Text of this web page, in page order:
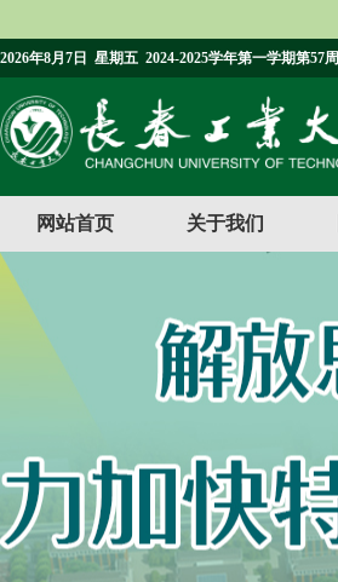
2026年8月7日 星期五 2024-2025学年第一学期第57周
网站首页 关于我们